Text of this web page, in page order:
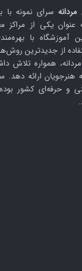
سرای نمونه
عنوان یکی از مراکز
با
از جدیدترین
همواره تلاش
هنرجویان ارائه دهد.
و حرفه‌ای کشور